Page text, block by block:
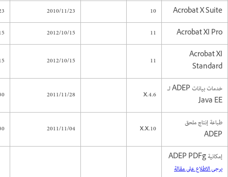
Acrobat X Suite
10
2010/11/23
Acrobat XI Pro
11
2012/10/15
Acrobat XI
Standard
11
2012/10/15
خدمات بيانات ADEP لـ
Java EE
4.6.x
2011/11/28
طباعة إنتاج ملحق
ADEP
10.x.x
2011/11/04
إمكانية ADEP PDFg
يرجى الاطلاع على مقالة